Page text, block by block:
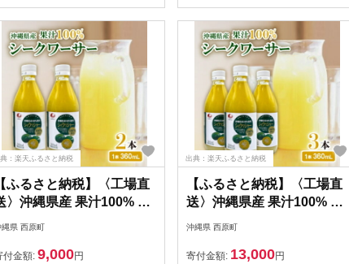
：楽天ふるさと納税
【ふるさと納税】〈工場直
〉沖縄県産 果汁100% シ
クワーサー 360ml×2本セ
縄県 西原町
付金額:9,000円
出典：楽天ふるさと納税
【ふるさと納税】〈工場直
送〉沖縄県産 果汁100% シ
ークワーサー 360ml×3本セ
沖縄県 西原町
寄付金額: 13,000円